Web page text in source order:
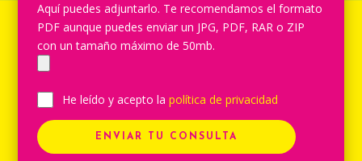
Aquí puedes adjuntarlo. Te recomendamos el formato
PDF aunque puedes enviar un JPG, PDF, RAR o ZIP
con un tamaño máximo de 50mb.
He leído y acepto lapolítica de privacidad